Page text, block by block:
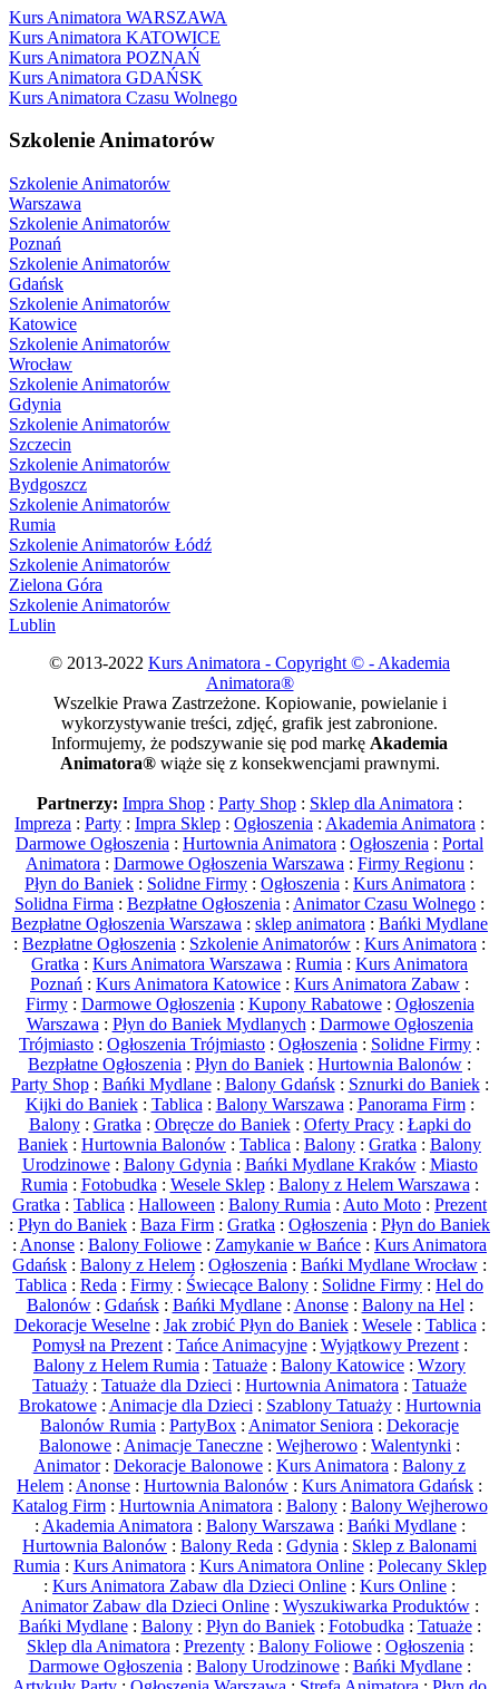
Kurs Animatora WARSZAWA
Kurs Animatora KATOWICE
Kurs Animatora POZNAŃ
Kurs Animatora GDAŃSK
Kurs Animatora Czasu Wolnego
Szkolenie Animatorów
Szkolenie Animatorów
Warszawa
Szkolenie Animatorów
Poznań
Szkolenie Animatorów
Gdańsk
Szkolenie Animatorów
Katowice
Szkolenie Animatorów
Wrocław
Szkolenie Animatorów
Gdynia
Szkolenie Animatorów
Szczecin
Szkolenie Animatorów
Bydgoszcz
Szkolenie Animatorów
Rumia
Szkolenie Animatorów Łódź
Szkolenie Animatorów
Zielona Góra
Szkolenie Animatorów
Lublin
© 2013-2022 Kurs Animatora - Copyright © - Akademia
Animatora®
Wszelkie Prawa Zastrzeżone. Kopiowanie, powielanie i
wykorzystywanie treści, zdjęć, grafik jest zabronione.
Informujemy, że podszywanie się pod markę Akademia
Animatora®wiąże się z konsekwencjami prawnymi.
Partnerzy: Impra Shop : Party Shop : Sklep dla Animatora :
Impreza : Party : Impra Sklep : Ogłoszenia : Akademia Animatora :
Darmowe Ogłoszenia : Hurtownia Animatora : Ogłoszenia : Portal
Animatora : Darmowe Ogłoszenia Warszawa : Firmy Regionu :
Płyn do Baniek : Solidne Firmy : Ogłoszenia : Kurs Animatora :
Solidna Firma : Bezpłatne Ogłoszenia : Animator Czasu Wolnego :
Bezpłatne Ogłoszenia Warszawa : sklep animatora : Bańki Mydlane
: Bezpłatne Ogłoszenia : Szkolenie Animatorów : Kurs Animatora :
Gratka : Kurs Animatora Warszawa : Rumia : Kurs Animatora
Poznań : Kurs Animatora Katowice : Kurs Animatora Zabaw :
Firmy: Darmowe Ogłoszenia : Kupony Rabatowe: Ogłoszenia
Warszawa : Płyn do Baniek Mydlanych : Darmowe Ogłoszenia
Trójmiasto : Ogłoszenia Trójmiasto : Ogłoszenia : Solidne Firmy :
Bezpłatne Ogłoszenia : Płyn do Baniek : Hurtownia Balonów :
Party Shop: Bańki Mydlane: Balony Gdańsk: Sznurki do Baniek:
Kijki do Baniek: Tablica : Balony Warszawa : Panorama Firm:
Balony: Gratka : Obręcze do Baniek: Oferty Pracy: Łapki do
Baniek : Hurtownia Balonów : Tablica : Balony : Gratka : Balony
Urodzinowe: Balony Gdynia : Bańki Mydlane Kraków: Miasto
Rumia : Fotobudka : Wesele Sklep: Balony z Helem Warszawa :
Gratka : Tablica : Halloween : Balony Rumia : Auto Moto : Prezent
: Płyn do Baniek : Baza Firm : Gratka : Ogłoszenia : Płyn do Baniek
: Anonse : Balony Foliowe : Zamykanie w Bańce : Kurs Animatora
Gdańsk : Balony z Helem : Ogłoszenia : Bańki Mydlane Wrocław :
Tablica : Reda : Firmy : Świecące Balony : Solidne Firmy : Hel do
Balonów: Gdańsk: Bańki Mydlane: Anonse: Balony na Hel :
Dekoracje Weselne: Jak zrobić Płyn do Baniek: Wesele: Tablica :
Pomysł na Prezent: Tańce Animacyjne: Wyjątkowy Prezent:
Balony z Helem Rumia : Tatuaże : Balony Katowice : Wzory
Tatuaży : Tatuaże dla Dzieci : Hurtownia Animatora : Tatuaże
Brokatowe: Animacje dla Dzieci : Szablony Tatuaży: Hurtownia
Balonów Rumia : PartyBox : Animator Seniora : Dekoracje
Balonowe : Animacje Taneczne : Wejherowo : Walentynki :
Animator: Dekoracje Balonowe : Kurs Animatora : Balony z
Helem : Anonse : Hurtownia Balonów : Kurs Animatora Gdańsk :
Katalog Firm: Hurtownia Animatora : Balony: Balony Wejherowo
: Akademia Animatora : Balony Warszawa : Bańki Mydlane:
Hurtownia Balonów : Balony Reda : Gdynia : Sklep z Balonami
Rumia : Kurs Animatora : Kurs Animatora Online: Polecany Sklep
: Kurs Animatora Zabaw dla Dzieci Online : Kurs Online :
Animator Zabaw dla Dzieci Online: Wyszukiwarka Produktów:
Bańki Mydlane: Balony: Płyn do Baniek: Fotobudka : Tatuaże:
Sklep dla Animatora : Prezenty: Balony Foliowe: Ogłoszenia :
Darmowe Ogłoszenia : Balony Urodzinowe: Bańki Mydlane: